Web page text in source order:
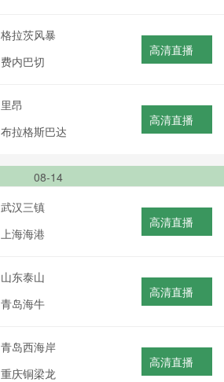
格拉茨风暴
费内巴切
高清直播
里昂
布拉格斯巴达
高清直播
08-14
武汉三镇
上海海港
高清直播
山东泰山
青岛海牛
高清直播
青岛西海岸
重庆铜梁龙
高清直播